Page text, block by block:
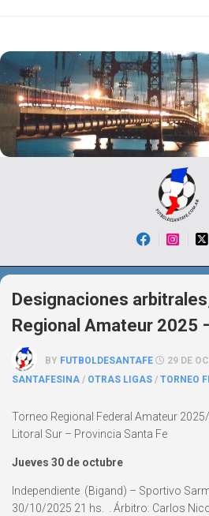
Designaciones
Regional Amateur 2025
BY FUTBOLDESANTAFE 29 DE
SANTAFESINA / OTRAS LIGAS / TORNEO
Torneo Regional Federal Amateur
Litoral Sur – Provincia Santa Fe
Jueves 30 de octubre
Independiente (Bigand) – Sportivo
30/10/2025 21 hs. . Árbitro: Carlos